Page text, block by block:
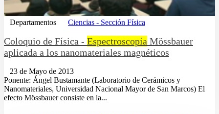
Departamentos Ciencias - Sección Física
Coloquio de Física - Espectroscopía Mössbauer
aplicada a los nanomateriales magnéticos
23 de Mayo de 2013
Ponente: Ángel Bustamante (Laboratorio de Cerámicos y
Nanomateriales, Universidad Nacional Mayor de San Marcos) El
efecto Mössbauer consiste en la...